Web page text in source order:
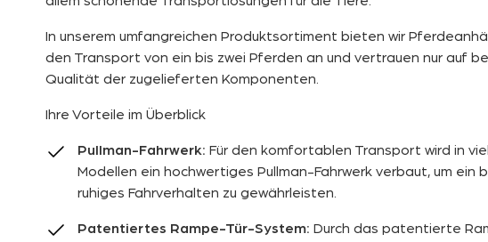
In unserem umfangreichen Produktsortiment bieten wir
den Transport von ein bis zwei Pferden an und vertrauen nur auf
Qualität der zugelieferten Komponenten.
Ihre Vorteile im Überblick
Pullman-Fahrwerk: Für den komfortablen Transport wird in
Modellen ein hochwertiges Pullman-Fahrwerk verbaut, um ein
ruhiges Fahrverhalten zu gewährleisten.
Patentiertes Rampe-Tür-System: Durch das patentierte